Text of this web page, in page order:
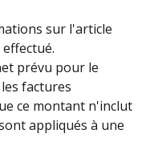
sur l'article
prévu pour le
factures
ce montant n'inclut
appliqués à une